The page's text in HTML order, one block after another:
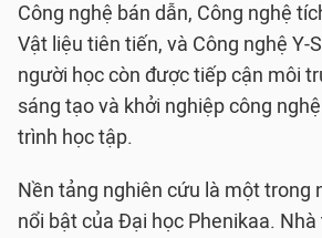
Công nghệ bán dẫn, Công nghệ
Vật liệu tiên tiến, và Công nghệ Y-
người học còn được tiếp cận môi
sáng tạo và khởi nghiệp công
trình học tập.
Nền tảng nghiên cứu là một trong
nổi bật của Đại học Phenikaa.